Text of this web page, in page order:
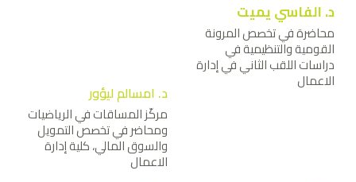
د. الفاسي يميت
محاضرة في تخصص المرونة
القومية والتنظيمية في
دراسات اللقب الثاني في إدارة
الاعمال
د. امسالم ليؤور
مركّز المساقات في الرياضيات
ومحاضر في تخصص التمويل
والسوق المالي، كلية إدارة
الاعمال